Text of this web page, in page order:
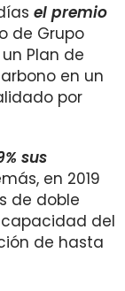
el premio
de Grupo
Plan de
en un
por
sus
en 2019
de doble
del
de hasta